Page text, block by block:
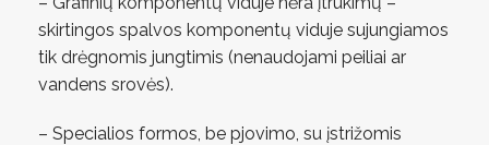
skirtingos spalvos komponentų viduje sujungiamos
tik drėgnomis jungtimis (nenaudojami peiliai ar
vandens srovės).
– Specialios formos, be pjovimo, su įstrižomis